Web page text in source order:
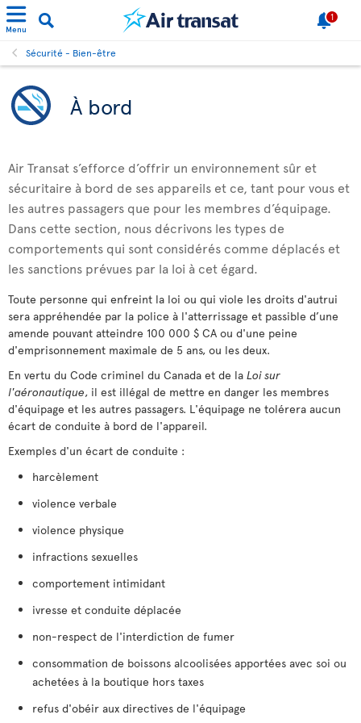
Menu
1
Sécurité - Bien-être
À bord
Air Transat s’efforce d’offrir un environnement sûr et
sécuritaire à bord de ses appareils et ce, tant pour vous et
les autres passagers que pour les membres d’équipage.
Dans cette section, nous décrivons les types de
comportements qui sont considérés comme déplacés et
les sanctions prévues par la loi à cet égard.
Toute personne qui enfreint la loi ou qui viole les droits d'autrui
sera appréhendée par la police à l'atterrissage et passible d’une
amende pouvant atteindre 100 000 $ CA ou d'une peine
d'emprisonnement maximale de 5 ans, ou les deux.
En vertu du Code criminel du Canada et de la Loi sur
l'aéronautique, il est illégal de mettre en danger les membres
d'équipage et les autres passagers. L'équipage ne tolérera aucun
écart de conduite à bord de l'appareil.
Exemples d'un écart de conduite :
harcèlement
violence verbale
violence physique
infractions sexuelles
comportement intimidant
ivresse et conduite déplacée
non-respect de l'interdiction de fumer
consommation de boissons alcoolisées apportées avec soi ou
achetées à la boutique hors taxes
refus d'obéir aux directives de l'équipage